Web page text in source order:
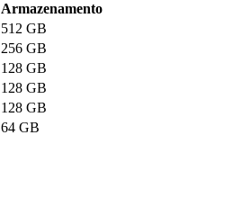
Armazenamento
512 GB
256 GB
128 GB
128 GB
128 GB
64 GB